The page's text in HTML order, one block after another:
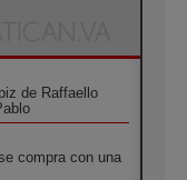
de Raffaello
compra con una